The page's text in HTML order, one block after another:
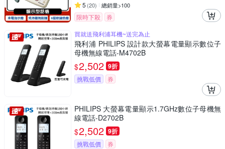
5 (20) 總銷量>100
限時下殺
券
買就送飛利浦耳機~送完為止
飛利浦 PHILIPS 設計款大螢幕電量顯示數位子
母機無線電話-M4702B
$2,502 9折
挑戰低價 券
PHILIPS 大螢幕電量顯示1.7GHz數位子母機無
線電話-D2702B
$2,502 9折
挑戰低價 券